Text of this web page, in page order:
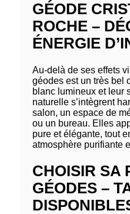
GÉODE
ROCHE –
ÉNERGIE
Au-delà de ses effets
géodes est un très bel
blanc lumineux et leur
naturelle s’intègrent
salon, un espace de
ou un bureau. Elles
pure et élégante, tout
atmosphère purifiante
CHOISIR SA
GÉODES –